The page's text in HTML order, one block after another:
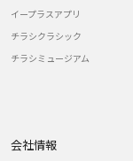
イープラスアプリ
チラシクラシック
チラシミュージアム
会社情報